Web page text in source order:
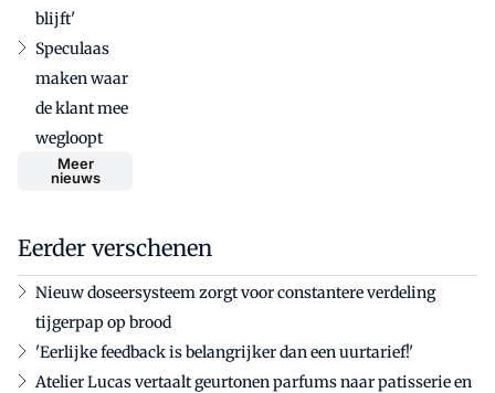
blijft'
Speculaas
maken waar
de klant mee
wegloopt
Meer
nieuws
Eerder verschenen
Nieuw doseersysteem zorgt voor constantere verdeling
tijgerpap op brood
'Eerlijke feedback is belangrijker dan een uurtarief!'
Atelier Lucas vertaalt geurtonen parfums naar patisserie en